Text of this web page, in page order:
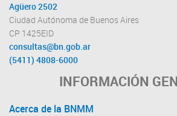
Agüero 2502
Ciudad Autónoma de Buenos Aires
CP 1425EID
consultas@bn.gob.ar
(5411) 4808-6000
INFORMACIÓN
Acerca de la BNMM